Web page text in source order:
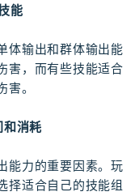
能
体输出和群体输出能
害，而有些技能适合
害。
消耗
能力的重要因素。玩
择适合自己的技能组